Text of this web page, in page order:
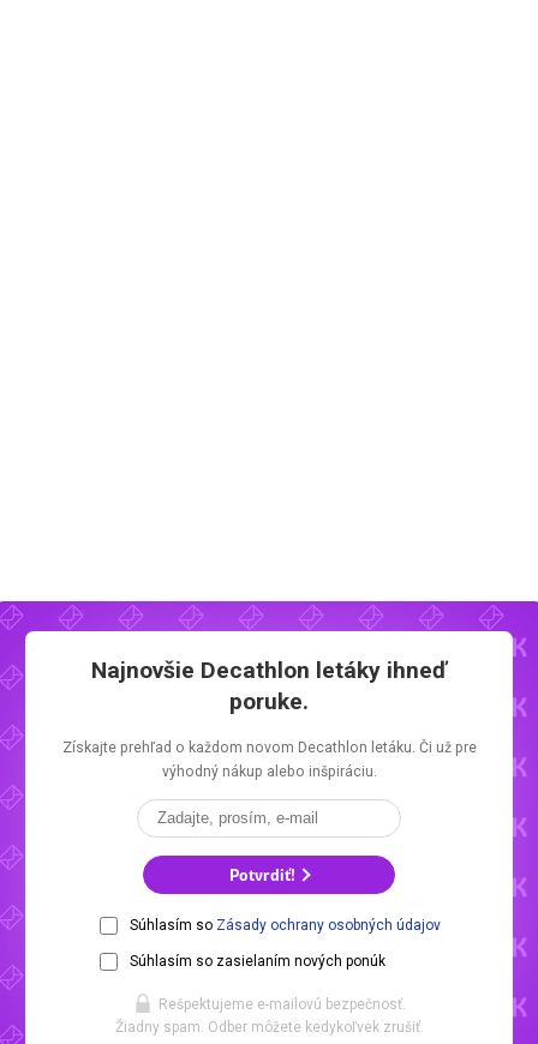
Najnovšie Decathlon letáky ihneď
poruke.
Získajte prehľad o každom novom Decathlon letáku. Či už pre
výhodný nákup alebo inšpiráciu.
Potvrdiť!
Súhlasím so Zásady ochrany osobných údajov
Súhlasím so zasielaním nových ponúk
Rešpektujeme e-mailovú bezpečnosť.
Žiadny spam. Odber môžete kedykoľvek zrušiť.